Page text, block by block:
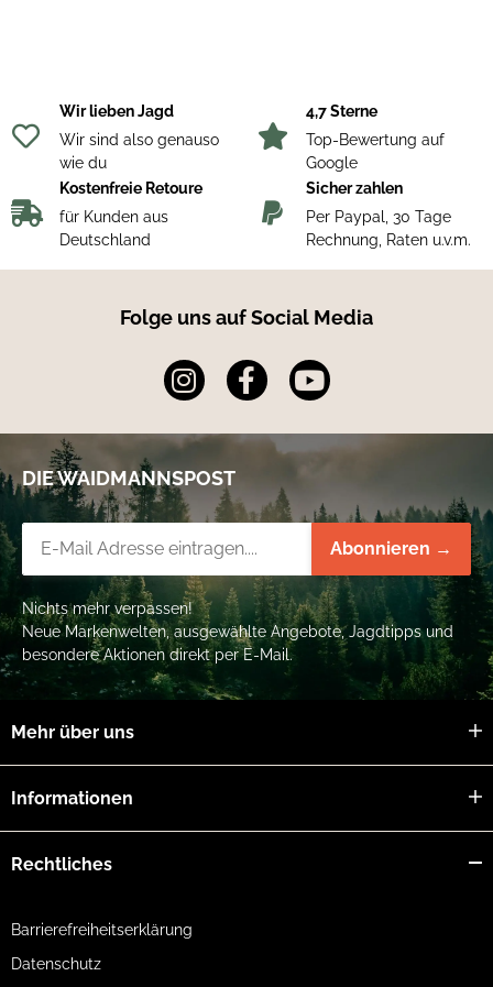
Doppelwandige Isolierung
Hält Getränke 12 heiß oder 24 Stunden lang kalt
Wir lieben Jagd
Wir sind also genauso
wie du
4,7 Sterne
Top-Bewertung auf
Google
Kostenfreie Retoure
für Kunden aus
Deutschland
Sicher zahlen
Per Paypal, 30 Tage
Rechnung, Raten u.v.m.
Folge uns auf Social Media
DIE WAIDMANNSPOST
Abonnieren →
Nichts mehr verpassen!
Neue Markenwelten, ausgewählte Angebote, Jagdtipps und
besondere Aktionen direkt per E-Mail.
Mehr über uns
Informationen
Rechtliches
Barrierefreiheitserklärung
Datenschutz